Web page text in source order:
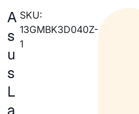
A
s
u
s
L
a
SKU:
13GMBK3D040Z-
1